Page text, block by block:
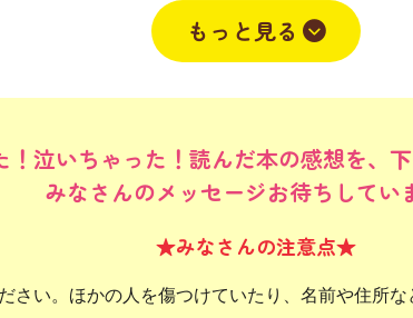
もっと見る
！泣いちゃった！読んだ本の感想を、
みなさんのメッセージお待ちしてい
★みなさんの注意点★
さい。ほかの人を傷つけていたり、名前や住所な